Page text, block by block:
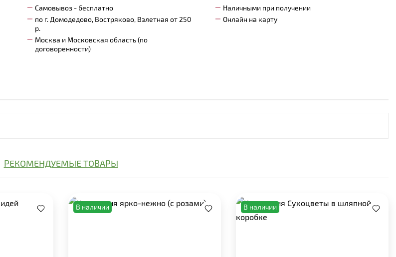
Самовывоз - бесплатно
по г. Домодедово, Востряково, Взлетная от 250
р.
Москва и Московская область (по
договоренности)
Наличными при получении
Онлайн на карту
РЕКОМЕНДУЕМЫЕ ТОВАРЫ
В наличии В наличии